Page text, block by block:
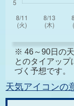
※ 46～90日の
とのタイアップ
づく予想です。
天気アイコンの